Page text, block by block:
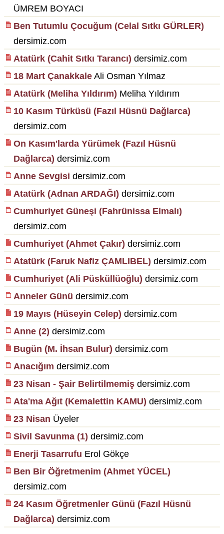
ÜMREM BOYACI
Ben Tutumlu Çocuğum (Celal Sıtkı GÜRLER)
dersimiz.com
Atatürk (Cahit Sıtkı Tarancı) dersimiz.com
18 Mart ÇanakkaleAli Osman Yılmaz
Atatürk (Meliha Yıldırım) Meliha Yıldırım
10 Kasım Türküsü (Fazıl Hüsnü Dağlarca)
dersimiz.com
On Kasım'larda Yürümek (Fazıl Hüsnü
Dağlarca) dersimiz.com
Anne Sevgisi dersimiz.com
Atatürk (Adnan ARDAĞI) dersimiz.com
Cumhuriyet Güneşi (Fahrünissa Elmalı)
dersimiz.com
Cumhuriyet (Ahmet Çakır) dersimiz.com
Atatürk (Faruk Nafiz ÇAMLIBEL) dersimiz.com
Cumhuriyet (Ali Püsküllüoğlu) dersimiz.com
Anneler Günü dersimiz.com
19 Mayıs (Hüseyin Celep) dersimiz.com
Anne (2) dersimiz.com
Bugün (M. İhsan Bulur) dersimiz.com
Anacığım dersimiz.com
23 Nisan - Şair Belirtilmemişdersimiz.com
Ata'ma Ağıt (Kemalettin KAMU) dersimiz.com
23 Nisan Üyeler
Sivil Savunma (1) dersimiz.com
Enerji Tasarrufu Erol Gökçe
Ben Bir Öğretmenim (Ahmet YÜCEL)
dersimiz.com
24 Kasım Öğretmenler Günü (Fazıl Hüsnü
Dağlarca) dersimiz.com